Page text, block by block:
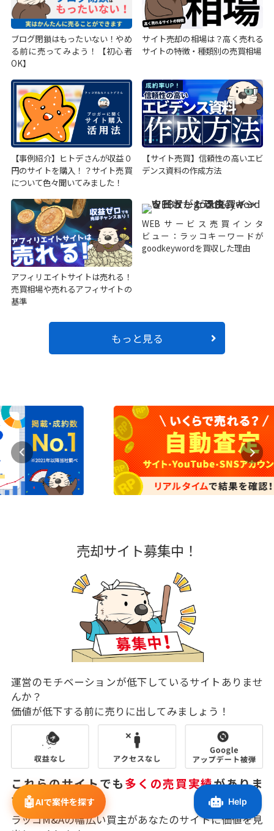
ブログ閉鎖はもったいない！やめ
る前に売ってみよう！【初心者
OK】
サイト売却の相場は？高く売れる
サイトの特徴・種類別の売買相場
【事例紹介】ヒトデさんが収益０
円のサイトを購入！？サイト売買
について色々聞いてみました！
【サイト売買】信頼性の高いエビ
デンス資料の作成方法
アフィリエイトサイトは売れる！
売買相場や売れるアフィサイトの
基準
WEBサービス売買インタ
ビュー：ラッコキーワードが
goodkeywordを買収した理由
もっと見る
売却サイト募集中！
運営のモチベーションが低下しているサイトありませ
んか？
価値が低下する前に売りに出してみましょう！
これらのサイトでも多くの売買実績がありま
す！
ラッコM&Aの幅広い買主があなたのサイトに価値を見
🤖AIで案件を探す